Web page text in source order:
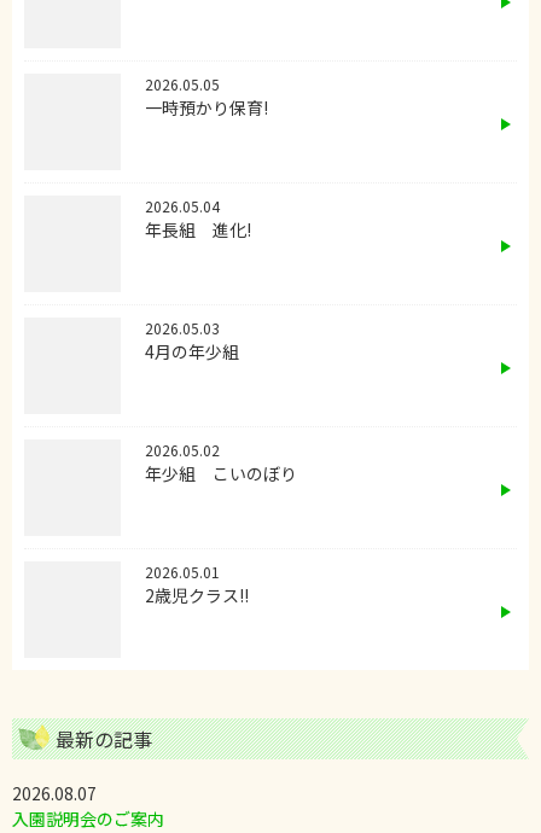
2026.05.05
一時預かり保育!
2026.05.04
年長組 進化!
2026.05.03
4月の年少組
2026.05.02
年少組 こいのぼり
2026.05.01
2歳児クラス!!
最新の記事
2026.08.07
入園説明会のご案内